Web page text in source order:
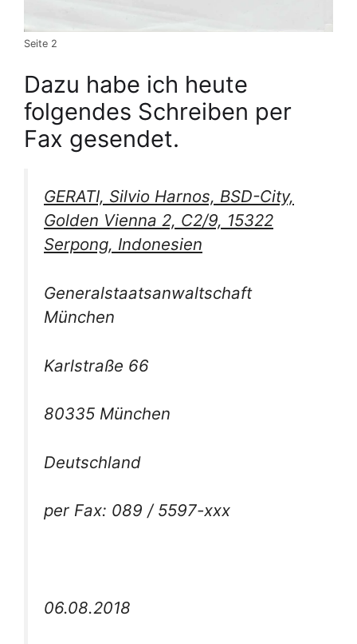
Seite 2
Dazu habe ich heute
folgendes Schreiben per
Fax gesendet.
GERATI, Silvio Harnos, BSD-City,
Golden Vienna 2, C2/9, 15322
Serpong, Indonesien
Generalstaatsanwaltschaft
München
Karlstraße 66
80335 München
Deutschland
per Fax: 089 / 5597-xxx
06.08.2018